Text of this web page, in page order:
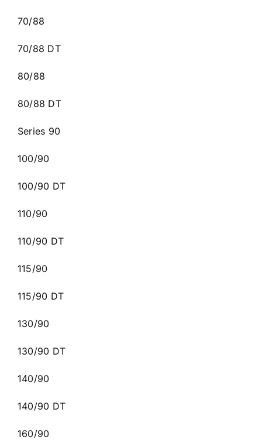
70/88
70/88 DT
80/88
80/88 DT
Series 90
100/90
100/90 DT
110/90
110/90 DT
115/90
115/90 DT
130/90
130/90 DT
140/90
140/90 DT
160/90